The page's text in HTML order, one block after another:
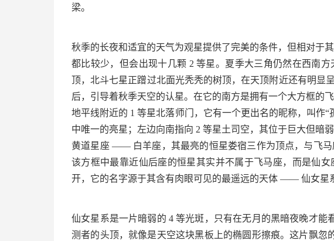
梁。
秋季的长夜和适宜的天气为观星提供了完美的条件，但相对于
都比较少，但会出现十几颗 2 等星。夏季大三角仍然在西南
顶，北斗七星正蹭过北面光秃秃的树顶，在天顶附近还有明显
后，引导着秋季天空的认星。在它的南方是拥有一个大方框的
地平线附近的 1 等星北落师门，它有一个更出名的昵称，叫作
中唯一的亮星；左边向南指向 2 等星土司空，其位于巨大但暗
黄道星座 —— 白羊座，其最亮的恒星娄宿三作为顶点，与飞马
该方框中最靠近仙后座的恒星其实并不属于飞马座，而是仙
开，它的名字源于其含有肉眼可见的最遥远的天体 —— 仙女星
仙女星系是一片暗弱的 4 等光斑，只有在无月的黑暗夜晚才能
测者的头顶，就像是天空这块黑板上的椭圆形擦痕。这片飘忽